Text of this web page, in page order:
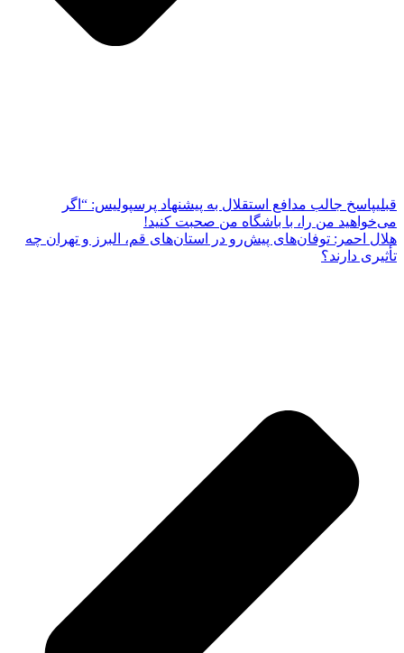
قبلیپاسخ جالب مدافع استقلال به پیشنهاد پرسپولیس: “اگر
می‌خواهید من را، با باشگاه من صحبت کنید!
هلال احمر: توفان‌های پیش‌رو در استان‌های قم، البرز و تهران چه
تأثیری دارند؟